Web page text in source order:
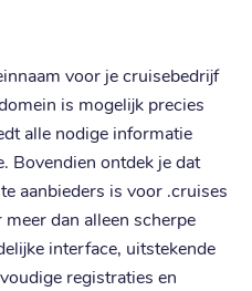
voor je cruisebedrijf
is mogelijk precies
alle nodige informatie
Bovendien ontdek je dat
aanbieders is voor .cruises
dan alleen scherpe
interface, uitstekende
registraties en